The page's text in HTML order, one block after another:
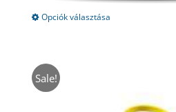
10980 Ft.5999 Ft.
Opciók választása
Sale!